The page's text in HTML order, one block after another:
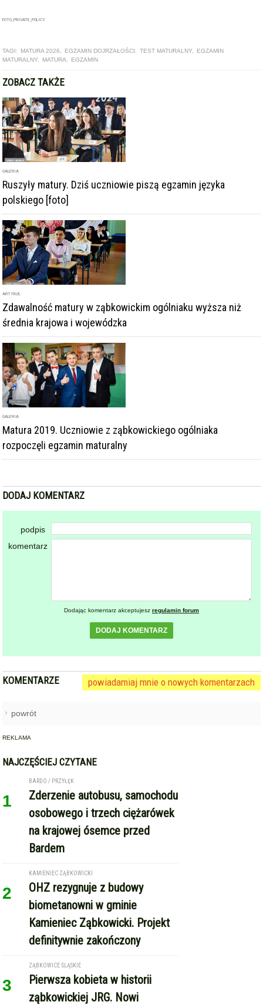
FOTO_PRIVATE_POLICY
TAGI: MATURA 2026 EGZAMIN DOJRZAŁOŚCI TEST MATURALNY
EGZAMIN
MATURALNY
MATURA EGZAMIN
ZOBACZ TAKŻE
GALERIA
Ruszyły matury. Dziś uczniowie piszą egzamin języka
polskiego [foto]
ARTYKUŁ
Zdawalność matury w ząbkowickim ogólniaku wyższa niż
średnia krajowa i wojewódzka
GALERIA
Matura 2019. Uczniowie z ząbkowickiego ogólniaka
rozpoczęli egzamin maturalny
DODAJ KOMENTARZ
podpis
komentarz
Dodając komentarz akceptujesz regulamin forum
DODAJ KOMENTARZ
KOMENTARZE powiadamiaj mnie o nowych komentarzach
powrót
REKLAMA
NAJCZĘŚCIEJ CZYTANE
1
BARDO / PRZYŁĘK
Zderzenie autobusu, samochodu
osobowego i trzech ciężarówek
na krajowej ósemce przed
Bardem
2
KAMIENIEC ZĄBKOWICKI
OHZ rezygnuje z budowy
biometanowni w gminie
Kamieniec Ząbkowicki. Projekt
definitywnie zakończony
3
ZĄBKOWICE ŚLĄSKIE
Pierwsza kobieta w historii
ząbkowickiej JRG. Nowi